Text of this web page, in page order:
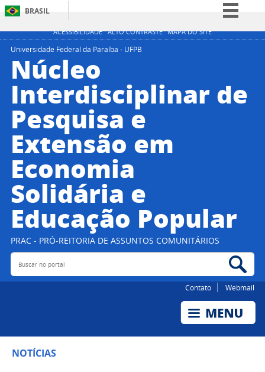
ACESSIBILIDADE ALTO CONTRASTE MAPA DO SITE
BRASIL
Simplifique!
Acesso à informação
Legislação
Universidade Federal da Paraíba - UFPB
Núcleo
Interdisciplinar de
Pesquisa e
Extensão em
Economia
Solidária e
Educação Popular
PRAC - PRÓ-REITORIA DE ASSUNTOS COMUNITÁRIOS
Buscar no portal
Contato Webmail
NOTÍCIAS